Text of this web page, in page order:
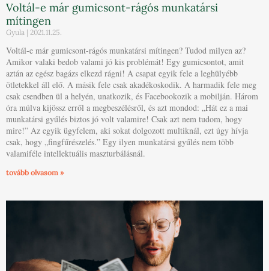
Voltál-e már gumicsont-rágós munkatársi
mítingen
Gyula 2021.11.25.
Voltál-e már gumicsont-rágós munkatársi mítingen? Tudod milyen az?
Amikor valaki bedob valami jó kis problémát! Egy gumicsontot, amit
aztán az egész bagázs elkezd rágni! A csapat egyik fele a leghülyébb
ötletekkel áll elő. A másik fele csak akadékoskodik. A harmadik fele meg
csak csendben ül a helyén, unatkozik, és Facebookozik a mobilján. Három
óra múlva kijössz erről a megbeszélésről, és azt mondod: „Hát ez a mai
munkatársi gyűlés biztos jó volt valamire! Csak azt nem tudom, hogy
mire!” Az egyik ügyfelem, aki sokat dolgozott multiknál, ezt úgy hívja
csak, hogy „fingfűrészelés.” Egy ilyen munkatársi gyűlés nem több
valamiféle intellektuális maszturbálásnál.
tovább olvasom »